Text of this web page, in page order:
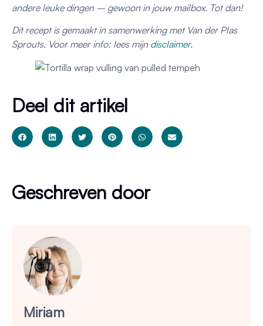
andere leuke dingen – gewoon in jouw mailbox. Tot dan!
Dit recept is gemaakt in samenwerking met Van der Plas
Sprouts. Voor meer info: lees mijn disclaimer.
Deel dit artikel
Geschreven door
Miriam